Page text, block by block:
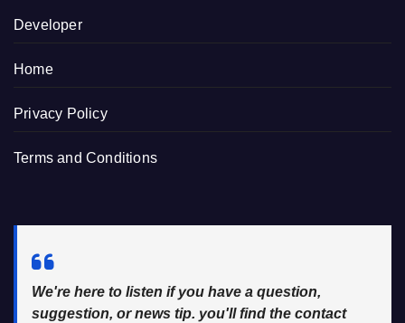
Developer
Home
Privacy Policy
Terms and Conditions
We're here to listen if you have a question,
suggestion, or news tip. you'll find the contact